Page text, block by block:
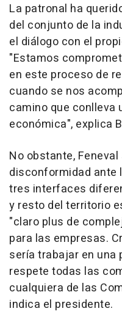
La patronal ha
del conjunto de la
el diálogo con el
"Estamos
en este proceso de
cuando se nos
camino que conlleva
económica", explica
No obstante,
disconformidad ante
tres interfaces
y resto del territorio
"claro plus de
para las empresas.
sería trabajar en una
respete todas las
cualquiera de las
indica el presidente.